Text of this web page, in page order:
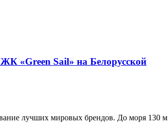
лучших мировых брендов. До моря 130 м